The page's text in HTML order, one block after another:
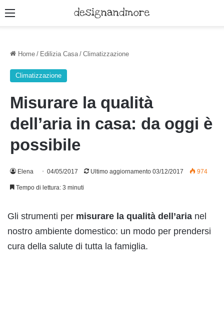
Menu
Home / Edilizia Casa / Climatizzazione
Climatizzazione
Misurare la qualità
dell’aria in casa: da oggi è
possibile
Elena 04/05/2017 Ultimo aggiornamento 03/12/2017 974
Tempo di lettura: 3 minuti
Gli strumenti per misurare la qualità dell’aria nel
nostro ambiente domestico: un modo per prendersi
cura della salute di tutta la famiglia.